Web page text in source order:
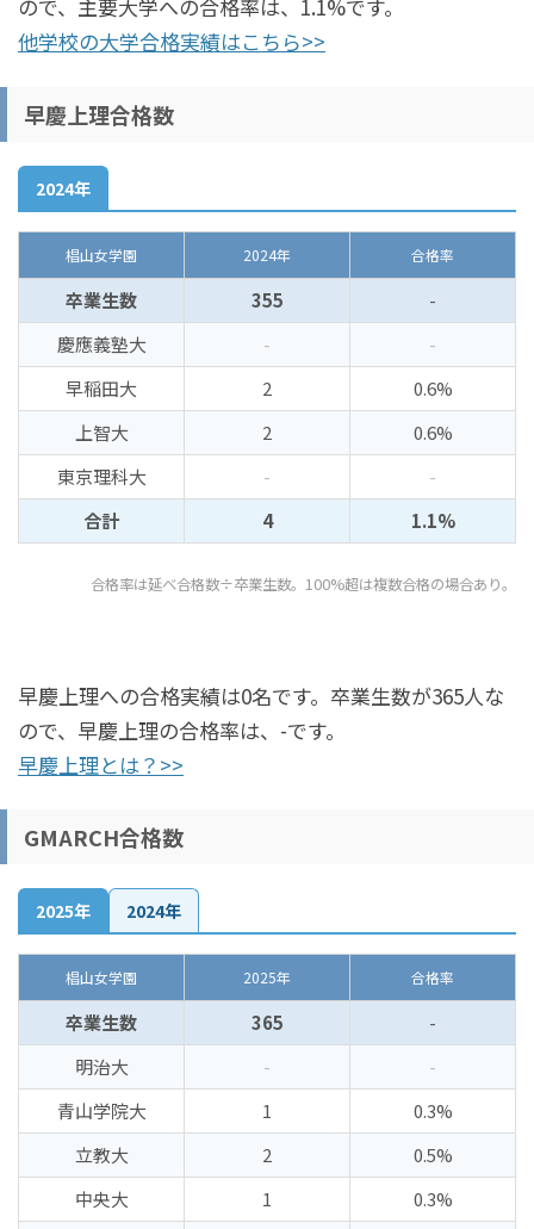
ので、主要大学への合格率は、1.1%です。
他学校の大学合格実績はこちら>>
早慶上理合格数
2024年
椙山女学園 2024年 合格率
卒業生数 355
-
慶應義塾大
-
-
早稲田大
2
0.6%
上智大
2
0.6%
東京理科大
-
-
合計
4 1.1%
合格率は延べ合格数÷卒業生数。100%超は複数合格の場合あり。
早慶上理への合格実績は0名です。卒業生数が365人な
ので、早慶上理の合格率は、-です。
早慶上理とは？>>
GMARCH合格数
2025年 2024年
椙山女学園 2025年 合格率
卒業生数 365
-
明治大
-
-
青山学院大
1
0.3%
立教大
2
0.5%
中央大
1
0.3%